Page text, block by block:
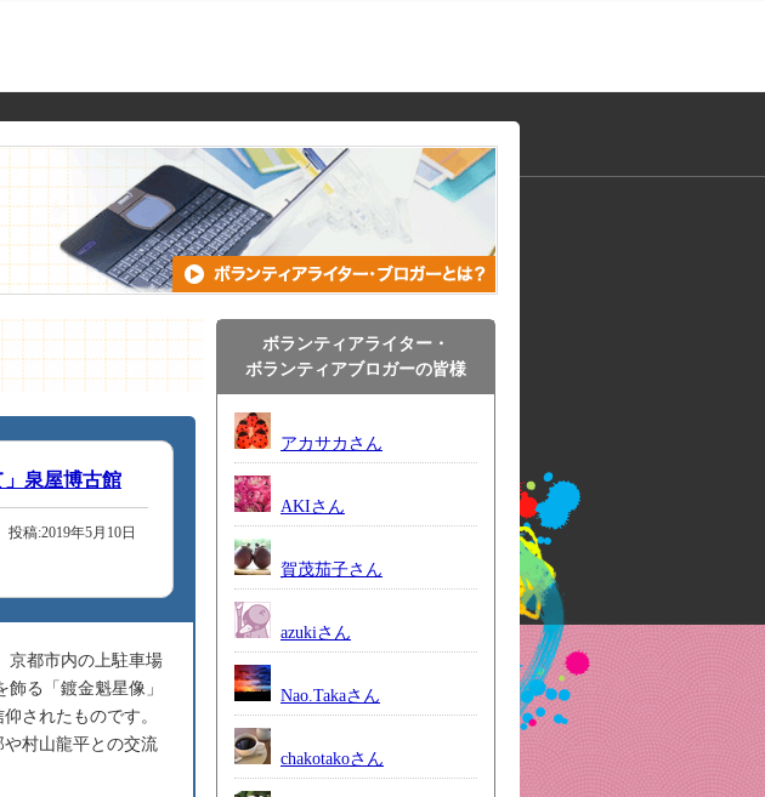
泉屋博古館
投稿:2019年5月10日
京都市内の上駐車場
る「鍍金魁星像」
されたものです。
村山龍平との交流
ボランティアライター・
ボランティアブロガーの皆様
アカサカさん
AKIさん
賀茂茄子さん
azukiさん
Nao.Takaさん
chakotakoさん